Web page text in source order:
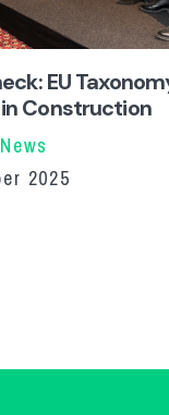
EU
Construction
News
2025